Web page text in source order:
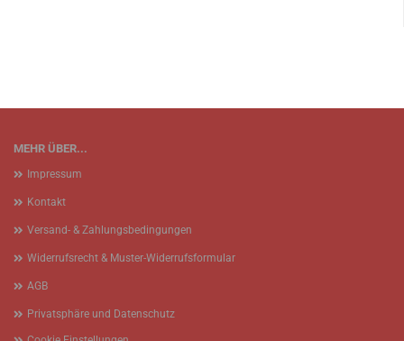
MEHR ÜBER...
Impressum
Kontakt
Versand- & Zahlungsbedingungen
Widerrufsrecht & Muster-Widerrufsformular
AGB
Privatsphäre und Datenschutz